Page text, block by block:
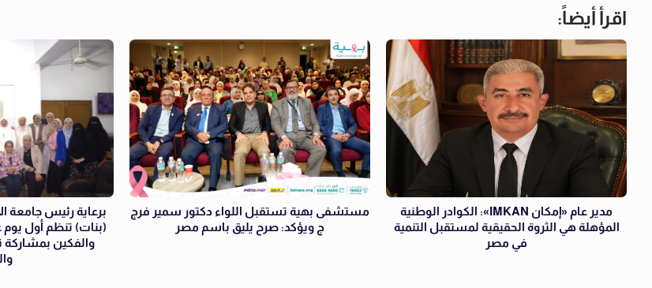
اقرأ أيضاً:
مدير عام «إمكان IMKAN»: الكوادر الوطنية
المؤهلة هي الثروة الحقيقية لمستقبل التنمية
في مصر
مستشفى بهية تستقبل اللواء دكتور سمير فرج
ج ويؤكد: صرح يليق باسم مصر
برعاية رئيس جامعة
(بنات) تنظم أول يوم
والفكين بمشاركة